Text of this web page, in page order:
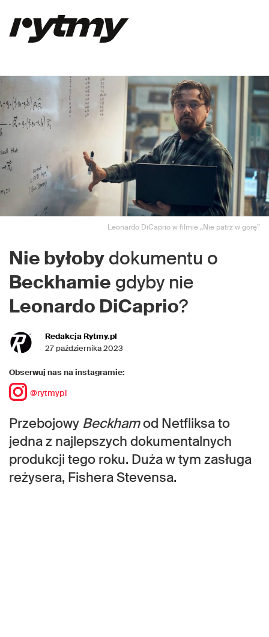
Leonardo DiCaprio w filmie „Nie patrz w górę”
Nie byłoby dokumentu o
Beckhamie gdyby nie
Leonardo DiCaprio?
Redakcja Rytmy.pl
27 października 2023
Obserwuj nas na instagramie:
@rytmypl
Przebojowy Beckhamod Netfliksa to
jedna z najlepszych dokumentalnych
produkcji tego roku. Duża w tym zasługa
reżysera, Fishera Stevensa.